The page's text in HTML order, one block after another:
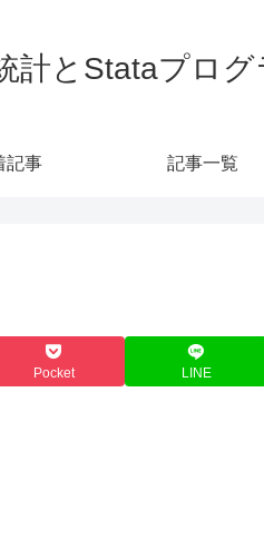
計とStataプロ
記事 記事一覧
Pocket LINE